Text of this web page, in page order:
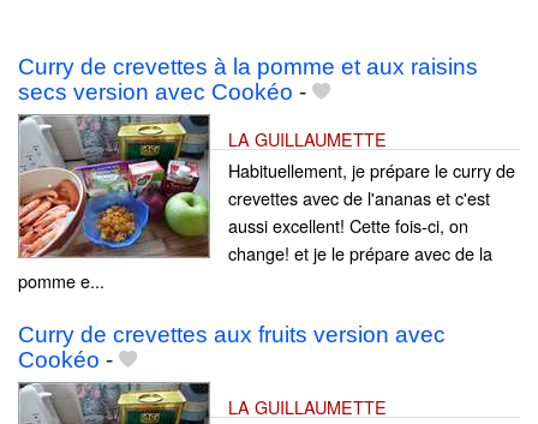
Curry de crevettes à la pomme et aux raisins
secs version avec Cookéo -
LA GUILLAUMETTE
Habituellement, je prépare le curry de
crevettes avec de l'ananas et c'est
aussi excellent! Cette fois-ci, on
change! et je le prépare avec de la
pomme e...
Curry de crevettes aux fruits version avec
Cookéo -
LA GUILLAUMETTE